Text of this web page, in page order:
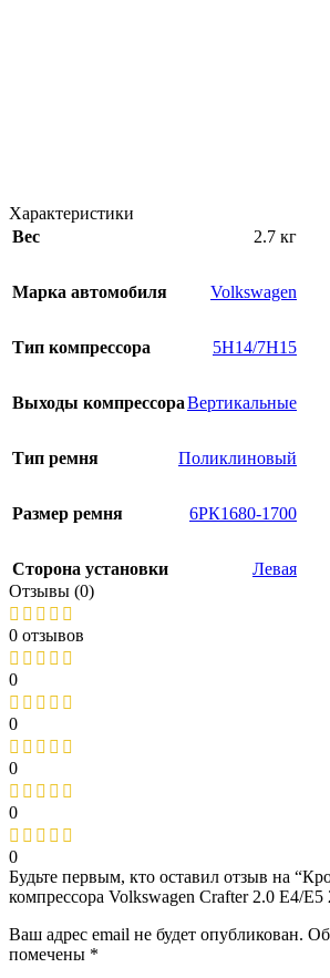
Характеристики
Вес
2.7 кг
Марка автомобиля Volkswagen
Тип компрессора 5H14/7H15
Выходы компрессораВертикальные
Тип ремня Поликлиновый
Размер ремня 6РК1680-1700
Сторона установки
Левая
Отзывы (0)
0 отзывов
0
0
0
0
0
Будьте первым, кто оставил отзыв на
компрессора Volkswagen Crafter 2.0 Е4/E5
Ваш адрес email не будет опубликован.
помечены *